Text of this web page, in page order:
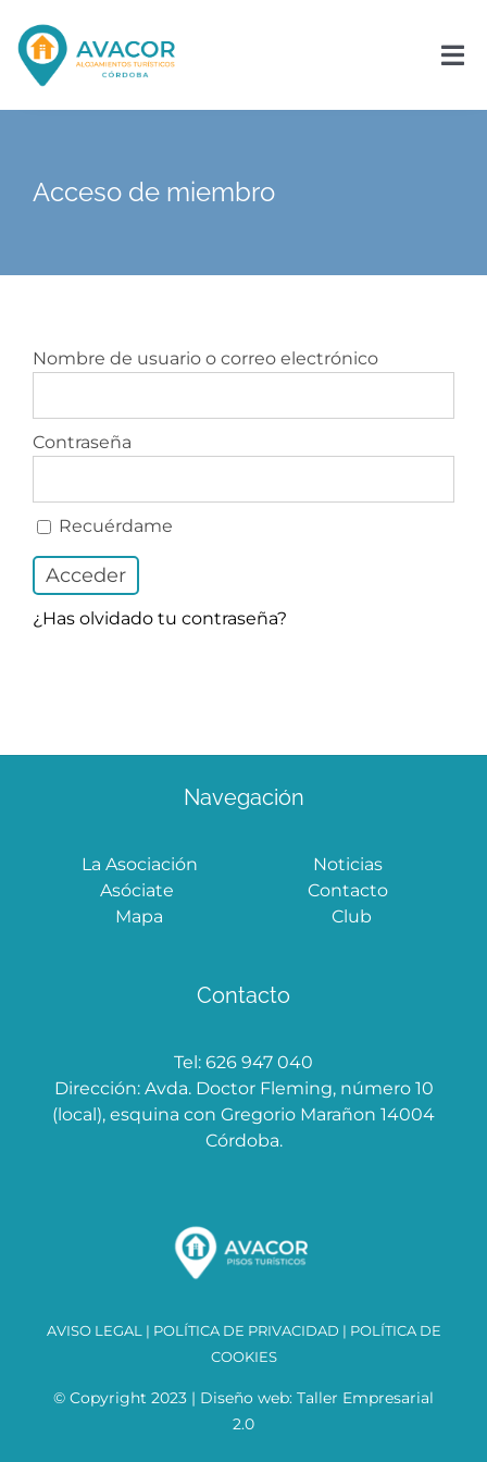
contenido
Noticias
Área privada
Acceso de miembro
Nombre de usuario o correo electrónico
Contraseña
Recuérdame
¿Has olvidado tu contraseña?
Navegación
La Asociación
Asóciate
Mapa
Noticias
Contacto
Club
Contacto
Tel: 626 947 040
Dirección: Avda. Doctor Fleming, número 10
(local), esquina con Gregorio Marañon 14004
Córdoba.
AVISO LEGAL| POLÍTICA DE PRIVACIDAD | POLÍTICA DE
COOKIES
© Copyright 2023 | Diseño web: Taller Empresarial
2.0